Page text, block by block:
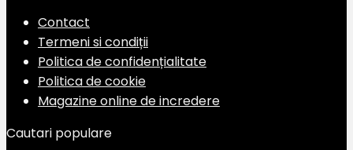
Contact
Termeni si condiții
Politica de confidențialitate
Politica de cookie
Magazine online de incredere
Cautari populare